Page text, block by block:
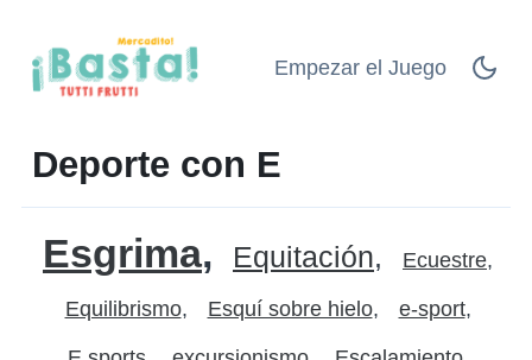
Empezar el Juego
Deporte con E
Esgrima Equitación Ecuestre
Equilibrismo Esquí sobre hielo e-sport